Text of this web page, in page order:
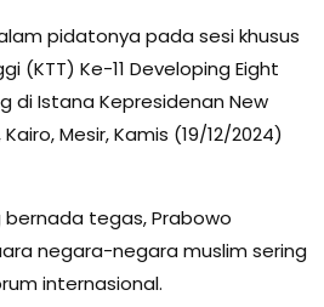
pidatonya pada sesi khusus
(KTT) Ke-11 Developing Eight
di Istana Kepresidenan New
Mesir, Kamis (19/12/2024)
tegas, Prabowo
negara-negara muslim sering
internasional.